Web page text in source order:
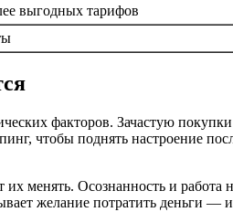
выгодных тарифов
факторов. Зачастую
чтобы поднять настроение
Осознанность и работа
желание потратить деньги —